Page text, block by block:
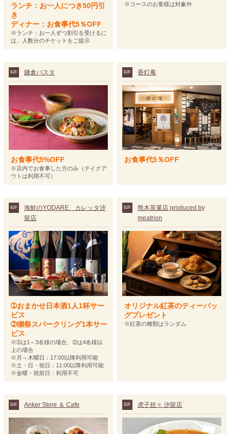
ランチ：お一人につき50円引
き
ディナー：お食事代5％OFF
※ランチ：お一人ずつ割引を受けるに
は、人数分のチケットをご提示
※コースのお客様は対象外
B2F 鎌倉パスタ
お食事代5%OFF
※店内でお食事した方のみ（テイクア
ウトは利用不可）
B2F 香灯庵
お食事代5％OFF
B2F
海鮮のYODARE カレッタ汐
留店
➀おまかせ日本酒1人1杯サー
ビス
➁獺祭スパークリング1本サー
ビス
※➀は1～3名様の場合、➁は4名様以
上の場合
※月～木曜日：17:00以降利用可能
※土・日・祝日：11:00以降利用可能
※金曜・祝前日：利用不可
B2F
熊木茶菓店 produced by
meatrion
オリジナル紅茶のティーバッ
グプレゼント
※紅茶の種類はランダム
B2F Anker Store ＆ Cafe B2F 虎子担々 汐留店